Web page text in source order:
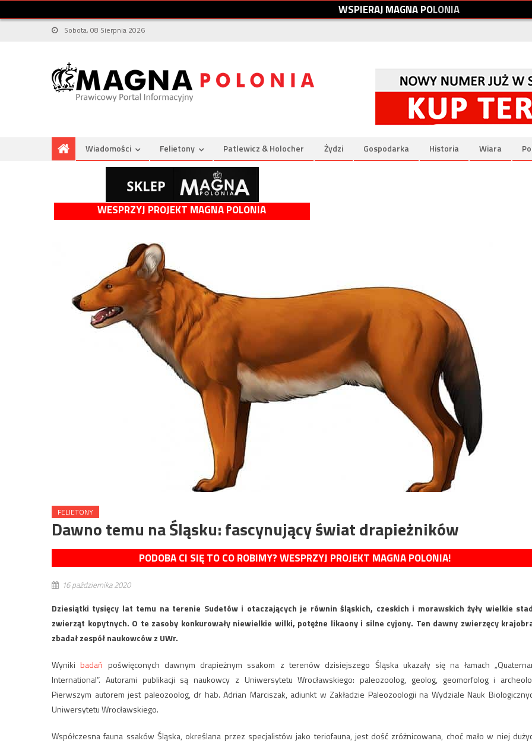
WSPIERAJMAGNAPOLONIA
Sobota, 08 Sierpnia 2026
Wiadomości Felietony Patlewicz & Holocher Żydzi Gospodarka Historia Wiara
WESPRZYJ PROJEKT MAGNA POLONIA
FELIETONY
Dawno temu na Śląsku: fascynujący świat drapieżników
PODOBA CI SIĘ TO CO ROBIMY? WESPRZYJ PROJEKT MAGNA POLONIA!
16 października 2020
Dziesiątki tysięcy lat temu na terenie Sudetów i otaczających je równin śląskich, czeskich i morawskich żyły wielkie
zwierząt kopytnych. O te zasoby konkurowały niewielkie wilki, potężne likaony i silne cyjony. Ten dawny zwierzęcy
zbadał zespół naukowców z UWr.
Wynikibadań poświęconych dawnym drapieżnym ssakom z terenów dzisiejszego Śląska ukazały się na łamach
International”. Autorami publikacji są naukowcy z Uniwersytetu Wrocławskiego: paleozoolog, geolog, geomorfolog i
Pierwszym autorem jest paleozoolog, dr hab. Adrian Marciszak, adiunkt w Zakładzie Paleozoologii na Wydziale Nauk
Uniwersytetu Wrocławskiego.
Współczesna fauna ssaków Śląska, określana przez specjalistów jako teriofauna, jest dość zróżnicowana, choć mało w niej